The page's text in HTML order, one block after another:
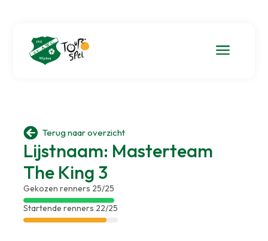
a
 Terug naar overzicht
Lijstnaam: Masterteam
The King 3
Gekozen renners 25/25
Startende renners 22/25